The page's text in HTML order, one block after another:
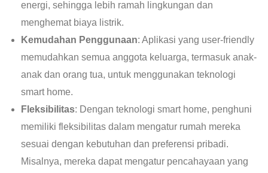
energi, sehingga lebih ramah lingkungan dan
menghemat biaya listrik.
Kemudahan Penggunaan: Aplikasi yang user-friendly
memudahkan semua anggota keluarga, termasuk anak-
anak dan orang tua, untuk menggunakan teknologi
smart home.
Fleksibilitas: Dengan teknologi smart home, penghuni
memiliki fleksibilitas dalam mengatur rumah mereka
sesuai dengan kebutuhan dan preferensi pribadi.
Misalnya, mereka dapat mengatur pencahayaan yang